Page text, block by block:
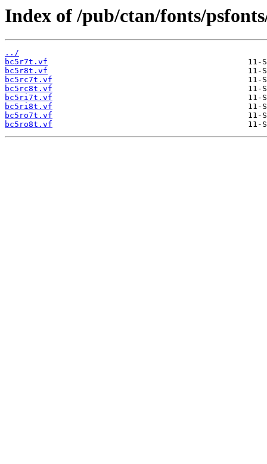
Index of /pub/ctan/fonts/
../
bc5r7t.vf
bc5r8t.vf
bc5rc7t.vf
bc5rc8t.vf
bc5ri7t.vf
bc5ri8t.vf
bc5ro7t.vf
bc5ro8t.vf